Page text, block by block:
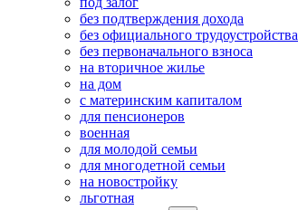
без подтверждения дохода
без официального трудоустройства
без первоначального взноса
на вторичное жилье
на дом
с материнским капиталом
для пенсионеров
военная
для молодой семьи
для многодетной семьи
на новостройку
льготная